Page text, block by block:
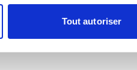
Tout autoriser